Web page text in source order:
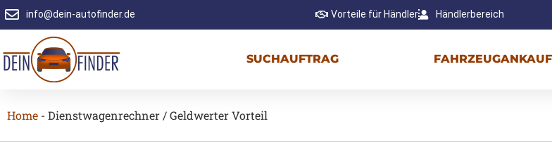
info@dein-autofinder.de Vorteile für Händler Händlerbereich
SUCHAUFTRAG FAHRZEUGANKAUF
Home - Dienstwagenrechner / Geldwerter Vorteil